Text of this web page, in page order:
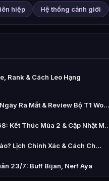
hiệp Hệ thống cảnh giới
Rank & Cách Leo Hạng
Ra Mắt & Review Bộ T1 Wo…
Kết Thúc Mùa 2 & Cập Nhật
Lịch Chính Xác & Cách Ch…
23/7: Buff Bijan, Nerf Aya